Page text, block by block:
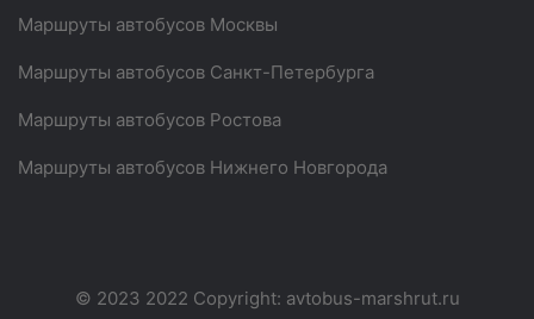
Маршруты автобусов Москвы
Маршруты автобусов Санкт-Петербурга
Маршруты автобусов Ростова
Маршруты автобусов Нижнего Новгорода
© 2023 2022 Copyright: avtobus-marshrut.ru